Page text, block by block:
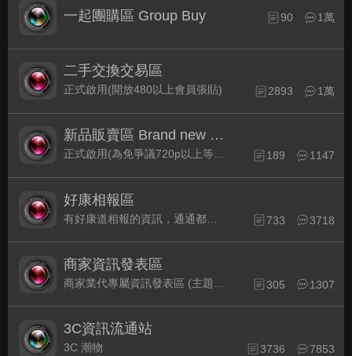
一起團購區 Group Buy 90 1萬
二手交換交易區
正式啟用(開放480以上會員張貼) 2893 1萬
新品販賣區 Brand new Plaza
正式啟用(為免爭議720p以上等級發表限定) 189 1147
好康相報區
733 3718
商家資訊發表區
305 1307
3C資訊流通站
3C 潮物 3736 7853